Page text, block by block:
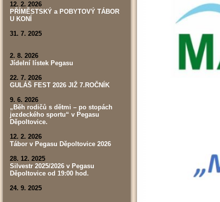
12. 2. 2026
PŘÍMĚSTSKÝ a POBYTOVÝ TÁBOR
U KONÍ
31. 7. 2025
2. 8. 2026
Jídelní lístek Pegasu
22. 7. 2026
GULÁŠ FEST 2026 JIŽ 7.ROČNÍK
9. 6. 2026
„Běh rodičů s dětmi – po stopách
jezdeckého sportu“ v Pegasu
Děpoltovice.
12. 2. 2026
Tábor v Pegasu Děpoltovice 2026
28. 12. 2025
Silvestr 2025/2026 v Pegasu
Děpoltovice od 19:00 hod.
24. 9. 2025